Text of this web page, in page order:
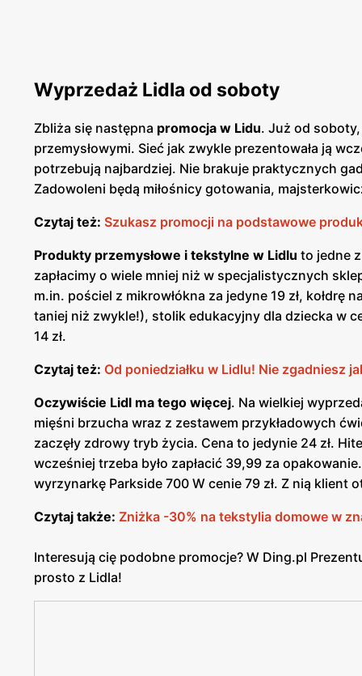
Wyprzedaż Lidla od soboty
Zbliża się następna promocja w Lidu. Już od
przemysłowymi. Sieć jak zwykle prezentowała ją
potrzebują najbardziej. Nie brakuje praktycznych
Zadowoleni będą miłośnicy gotowania,
Czytaj też: Szukasz promocji na podstawowe
Produkty przemysłowe i tekstylne w Lidlu to jedne
zapłacimy o wiele mniej niż w specjalistycznych
m.in. pościel z mikrowłókna za jedyne 19 zł, kołdrę
taniej niż zwykle!), stolik edukacyjny dla dziecka w
14 zł.
Czytaj też: Od poniedziałku w Lidlu! Nie zgadniesz
Oczywiście Lidl ma tego więcej. Na wielkiej
mięśni brzucha wraz z zestawem przykładowych
zaczęły zdrowy tryb życia. Cena to jedynie 24 zł.
wcześniej trzeba było zapłacić 39,99 za
wyrzynarkę Parkside 700 W cenie 79 zł. Z nią klient
Czytaj także: Zniżka -30% na tekstylia domowe w
Interesują cię podobne promocje? W Ding.pl
prosto z Lidla!